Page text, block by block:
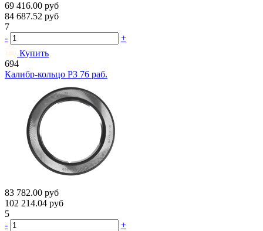
69 416.00 руб
84 687.52 руб
7
-
+
Купить
694
Калибр-кольцо РЗ 76 раб.
83 782.00 руб
102 214.04 руб
5
-
+